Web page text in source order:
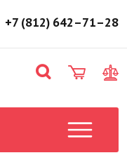
рабочих
на
+7 (812) 642–71–28